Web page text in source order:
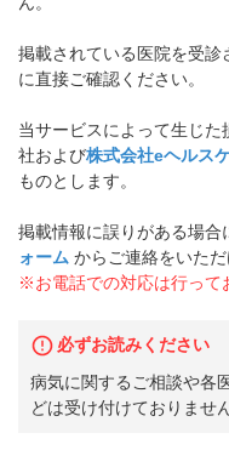
掲載されている医院を受診
に直接ご確認ください。
当サービスによって生じ
社および株式会社eヘルス
ものとします。
掲載情報に誤りがある場合
ォーム からご連絡をいた
※お電話での対応は行って
必ずお読みください
病気に関するご相談や各
どは受け付けておりません